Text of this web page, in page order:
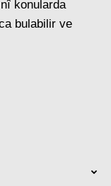
konularda
bulabilir ve